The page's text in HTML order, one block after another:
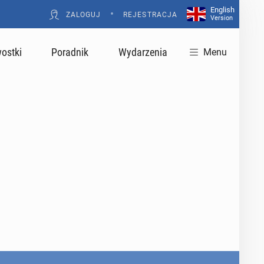
ZALOGUJ • REJESTRACJA
English
Version
Poradnik Wydarzenia Menu